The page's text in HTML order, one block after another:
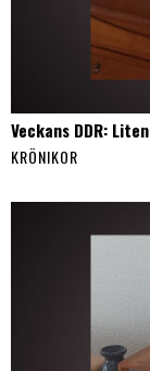
Veckans DDR:
KRÖNIKOR